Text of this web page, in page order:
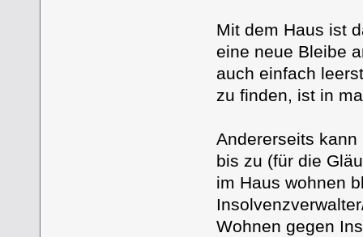
Mit dem Haus ist
eine neue Bleibe
auch einfach
zu finden, ist in
Andererseits
bis zu (für die
im Haus wohnen
Wohnen gegen